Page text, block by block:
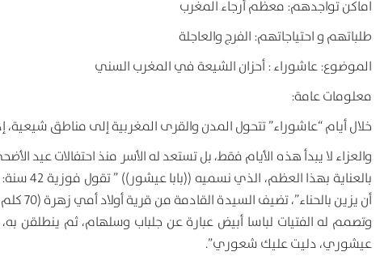
اماكن تواجدهم: معظم أرجاء المغرب
طلباتهم و احتياجاتهم: الفرج والعاجلة
الموضوع: عاشوراء : أحزان الشيعة في المغرب السني
معلومات عامة:
خلال أيام “عاشوراء” تتحول المدن والقرى المغربية إلى مناطق شيعية،
والعزاء لا يبدأ هذه الأيام فقط، بل تستعد له الأسر منذ احتفالات عيد
أن
وتصمم له الفتيات لباسا أبيض عبارة عن جلباب وسلهام، ثم ينطلقن
عيشوري، دليت عليك شعوري”.